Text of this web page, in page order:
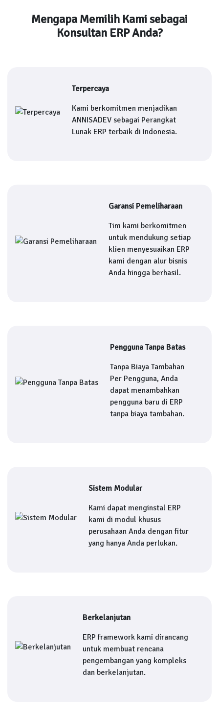
Mengapa Memilih Kami sebagai
Konsultan ERP Anda?
Terpercaya
Kami berkomitmen menjadikan
ANNISADEV sebagai Perangkat
Lunak ERP terbaik di Indonesia.
Garansi Pemeliharaan
Tim kami berkomitmen
untuk mendukung setiap
klien menyesuaikan ERP
kami dengan alur bisnis
Anda hingga berhasil.
Pengguna Tanpa Batas
Tanpa Biaya Tambahan
Per Pengguna, Anda
dapat menambahkan
pengguna baru di ERP
tanpa biaya tambahan.
Sistem Modular
Kami dapat menginstal ERP
kami di modul khusus
perusahaan Anda dengan fitur
yang hanya Anda perlukan.
Berkelanjutan
ERP framework kami dirancang
untuk membuat rencana
pengembangan yang kompleks
dan berkelanjutan.